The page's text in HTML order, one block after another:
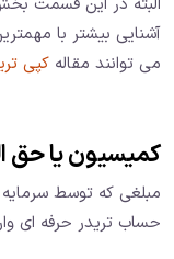
آشنایی بیشتر با
می توانند مقاله کپی
کمیسیون یا حق
مبلغی که توسط
حساب تریدر حرفه ای